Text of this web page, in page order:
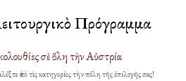
Πρόγραμμα
σὲ ὅλη τὴν Αὐστρία
ἀπὸ τὶς κατηγορίες τὴν πόλη τῆς ἐπιλογῆς σας!